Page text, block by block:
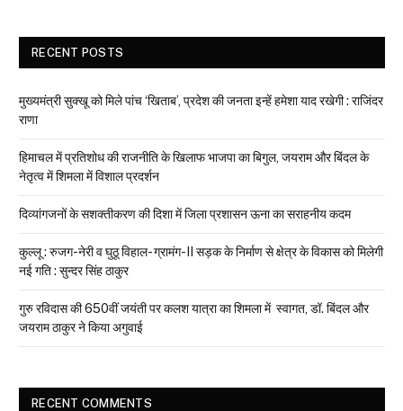
RECENT POSTS
मुख्यमंत्री सुक्खू को मिले पांच ‘खिताब’, प्रदेश की जनता इन्हें हमेशा याद रखेगी : राजिंदर
राणा
हिमाचल में प्रतिशोध की राजनीति के खिलाफ भाजपा का बिगुल, जयराम और बिंदल के
नेतृत्व में शिमला में विशाल प्रदर्शन
दिव्यांगजनों के सशक्तीकरण की दिशा में जिला प्रशासन ऊना का सराहनीय कदम
कुल्लू : रुजग-नेरी व घुठू विहाल- ग्रामंग-II सड़क के निर्माण से क्षेत्र के विकास को मिलेगी
नई गति : सुन्दर सिंह ठाकुर
गुरु रविदास की 650वीं जयंती पर कलश यात्रा का शिमला में स्वागत, डॉ. बिंदल और
जयराम ठाकुर ने किया अगुवाई
RECENT COMMENTS